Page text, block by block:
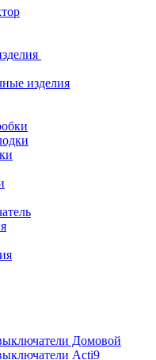
изделия
Домовой
Acti9